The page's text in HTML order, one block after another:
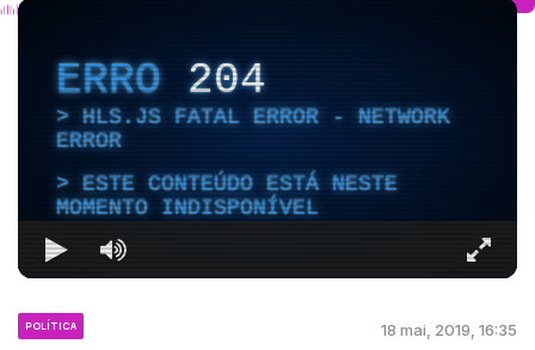
ERRO204
HLS.JS FATAL ERROR - NETWORK
ERROR
ESTE CONTEÚDO ESTÁ NESTE
MOMENTO INDISPONÍVEL
POLÍTICA 18 mai, 2019, 16:35